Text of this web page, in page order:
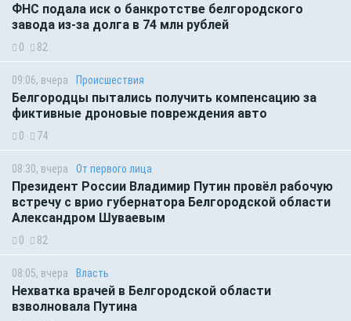
ФНС подала иск о банкротстве белгородского
завода из-за долга в 74 млн рублей
0 82
09:06, вчера Происшествия
Белгородцы пытались получить компенсацию за
фиктивные дроновые повреждения авто
0 74
08:30, вчера От первого лица
Президент России Владимир Путин провёл рабочую
встречу с врио губернатора Белгородской области
Александром Шуваевым
0 82
08:05, вчера Власть
Нехватка врачей в Белгородской области
взволновала Путина